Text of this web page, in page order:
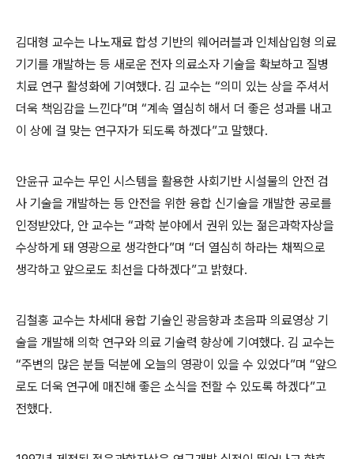
김대형 교수는 나노재료 합성 기반의 웨어러블과 인체삽입형 의료
기기를 개발하는 등 새로운 전자 의료소자 기술을 확보하고 질병
치료 연구 활성화에 기여했다. 김 교수는 “의미 있는 상을 주셔서
더욱 책임감을 느낀다”며 “계속 열심히 해서 더 좋은 성과를 내고
이 상에 걸 맞는 연구자가 되도록 하겠다”고 말했다.
안윤규 교수는 무인 시스템을 활용한 사회기반 시설물의 안전 검
사 기술을 개발하는 등 안전을 위한 융합 신기술을 개발한 공로를
인정받았다, 안 교수는 “과학 분야에서 권위 있는 젊은과학자상을
수상하게 돼 영광으로 생각한다”며 “더 열심히 하라는 채찍으로
생각하고 앞으로도 최선을 다하겠다”고 밝혔다.
김철홍 교수는 차세대 융합 기술인 광음향과 초음파 의료영상 기
술을 개발해 의학 연구와 의료 기술력 향상에 기여했다. 김 교수는
“주변의 많은 분들 덕분에 오늘의 영광이 있을 수 있었다”며 “앞으
로도 더욱 연구에 매진해 좋은 소식을 전할 수 있도록 하겠다”고
전했다.